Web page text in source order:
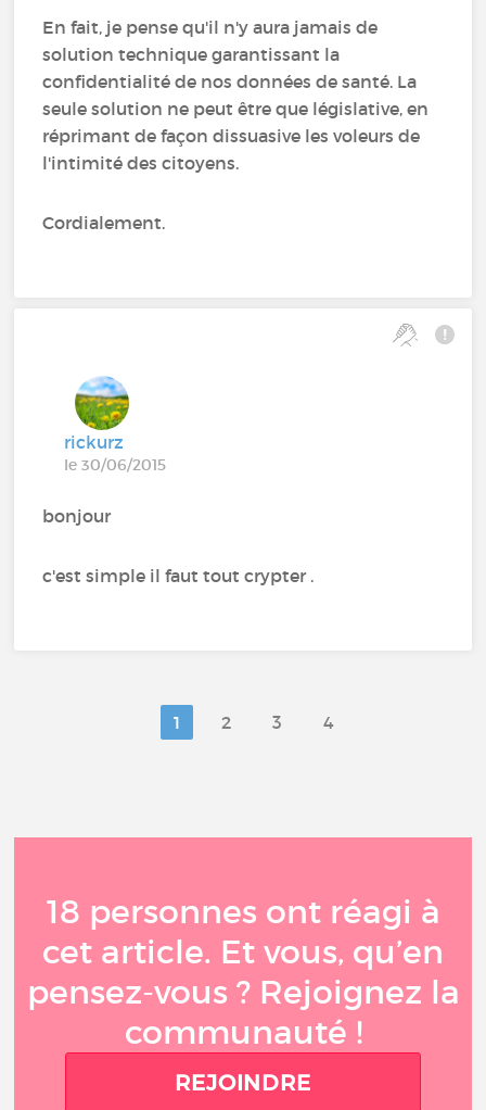
En fait, je pense qu'il n'y aura jamais de
solution technique garantissant la
confidentialité de nos données de santé. La
seule solution ne peut être que législative, en
réprimant de façon dissuasive les voleurs de
l'intimité des citoyens.
Cordialement.
rickurz
le 30/06/2015
bonjour
c'est simple il faut tout crypter .
1 2 3 4
18 personnes ont réagi à
cet article. Et vous, qu’en
pensez-vous ? Rejoignez la
communauté !
REJOINDRE